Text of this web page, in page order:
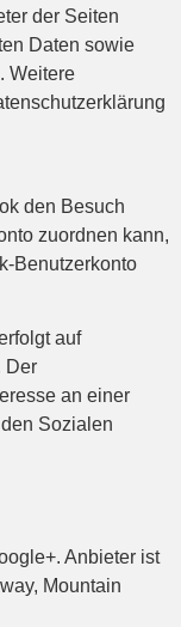
der Seiten
Daten sowie
Weitere
den Besuch
zuordnen kann,
Benutzerkonto
auf
Der
an einer
Sozialen
Anbieter ist
Mountain